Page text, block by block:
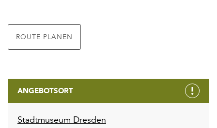
ROUTE PLANEN
ANGEBOTSORT
Stadtmuseum Dresden